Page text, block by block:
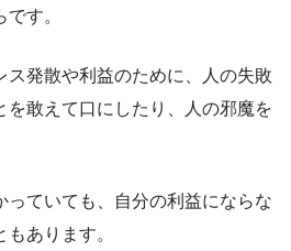
す。
ス発散や利益のために、人の失敗
を敢えて口にしたり、人の邪魔を
っていても、自分の利益にならな
あります。